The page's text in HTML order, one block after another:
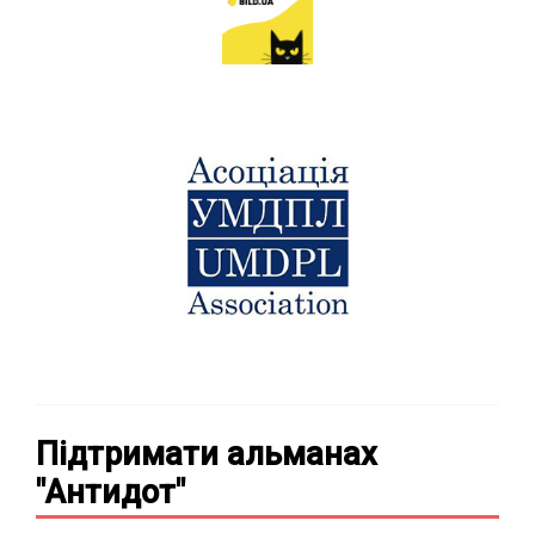
Підтримати альманах
"Антидот"